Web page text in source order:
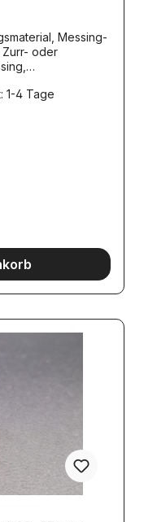
Messing-
Zurr- oder
Feinguss),
4x Mutter M1,6
1-4 Tage